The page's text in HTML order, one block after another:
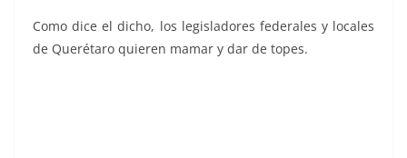
Como dice el dicho, los legisladores federales y locales
de Querétaro quieren mamar y dar de topes.